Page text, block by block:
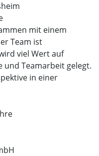
mit einem
Team ist
viel Wert auf
und Teamarbeit gelegt.
in einer